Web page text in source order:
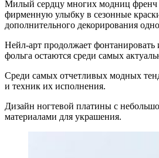
Милый сердцу многих модниц френч
фирменную улыбку в сезонные
дополнительного декорирования
Нейл-арт продолжает фонтанировать
фольга остаются среди самых
Среди самых отчетливых модных
и техник их исполнения.
Дизайн ногтевой платины с
материалами для украшения.